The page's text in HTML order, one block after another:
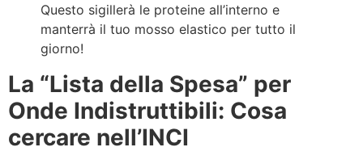
Questo sigillerà le proteine all’interno e
manterrà il tuo mosso elastico per tutto il
giorno!
La “Lista della Spesa” per
Onde Indistruttibili: Cosa
cercare nell’INCI